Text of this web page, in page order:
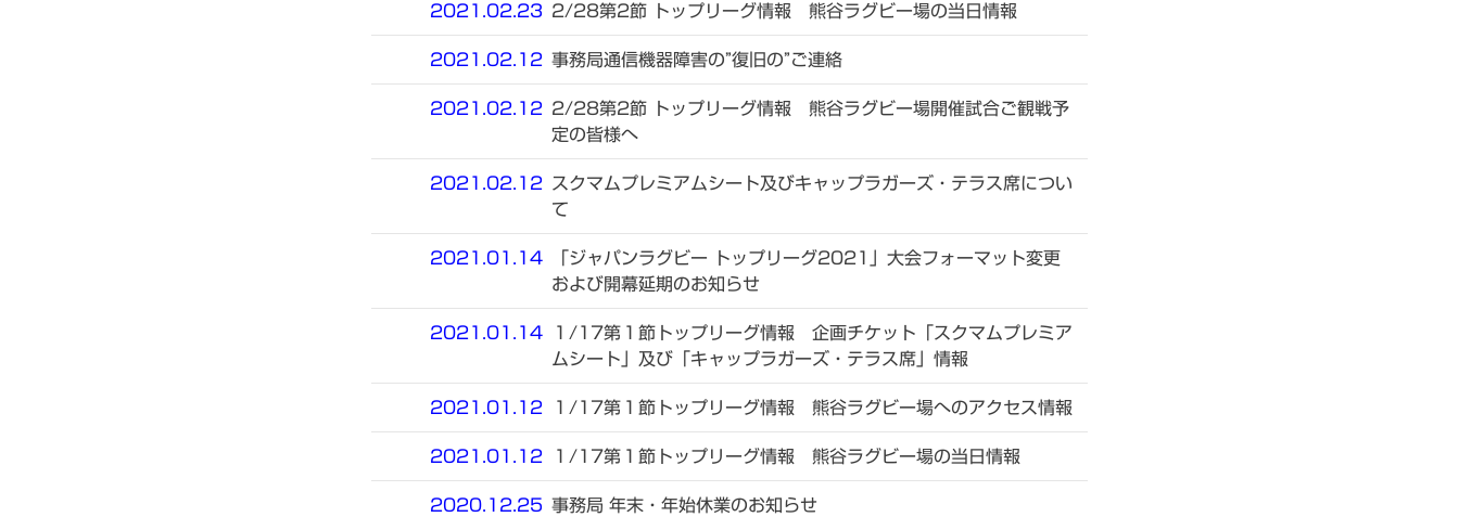
2021.02.23 2/28第2節 トップリーグ情報 熊谷ラグビー場の当日情報
2021.02.12 事務局通信機器障害の”復旧の”ご連絡
2021.02.12
2/28第2節 トップリーグ情報 熊谷ラグビー場開催試合ご観戦予
定の皆様へ
2021.02.12
スクマムプレミアムシート及びキャップラガーズ・テラス席につい
て
2021.01.14
「ジャパンラグビー トップリーグ2021」大会フォーマット変更
および開幕延期のお知らせ
2021.01.14
１/17第１節トップリーグ情報 企画チケット「スクマムプレミア
ムシート」及び「キャップラガーズ・テラス席」情報
2021.01.12 １/17第１節トップリーグ情報 熊谷ラグビー場へのアクセス情報
2021.01.12 １/17第１節トップリーグ情報 熊谷ラグビー場の当日情報
2020.12.25 事務局 年末・年始休業のお知らせ